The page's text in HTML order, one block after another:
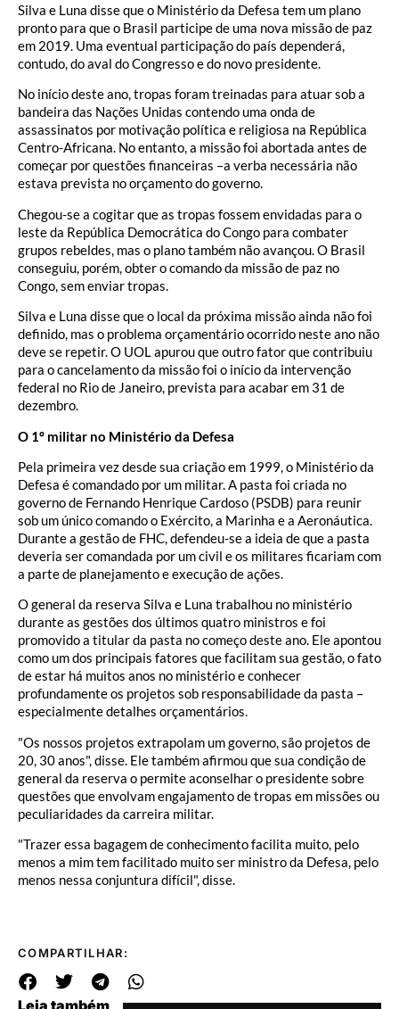
Silva e Luna disse que o Ministério da Defesa tem um plano
pronto para que o Brasil participe de uma nova missão de paz
em 2019. Uma eventual participação do país dependerá,
contudo, do aval do Congresso e do novo presidente.
No início deste ano, tropas foram treinadas para atuar sob a
bandeira das Nações Unidas contendo uma onda de
assassinatos por motivação política e religiosa na República
Centro-Africana. No entanto, a missão foi abortada antes de
começar por questões financeiras –a verba necessária não
estava prevista no orçamento do governo.
Chegou-se a cogitar que as tropas fossem envidadas para o
leste da República Democrática do Congo para combater
grupos rebeldes, mas o plano também não avançou. O Brasil
conseguiu, porém, obter o comando da missão de paz no
Congo, sem enviar tropas.
Silva e Luna disse que o local da próxima missão ainda não foi
definido, mas o problema orçamentário ocorrido neste ano não
deve se repetir. O UOL apurou que outro fator que contribuiu
para o cancelamento da missão foi o início da intervenção
federal no Rio de Janeiro, prevista para acabar em 31 de
dezembro.
O 1º militar no Ministério da Defesa
Pela primeira vez desde sua criação em 1999, o Ministério da
Defesa é comandado por um militar. A pasta foi criada no
governo de Fernando Henrique Cardoso (PSDB) para reunir
sob um único comando o Exército, a Marinha e a Aeronáutica.
Durante a gestão de FHC, defendeu-se a ideia de que a pasta
deveria ser comandada por um civil e os militares ficariam com
a parte de planejamento e execução de ações.
O general da reserva Silva e Luna trabalhou no ministério
durante as gestões dos últimos quatro ministros e foi
promovido a titular da pasta no começo deste ano. Ele apontou
como um dos principais fatores que facilitam sua gestão, o fato
de estar há muitos anos no ministério e conhecer
profundamente os projetos sob responsabilidade da pasta –
especialmente detalhes orçamentários.
"Os nossos projetos extrapolam um governo, são projetos de
20, 30 anos", disse. Ele também afirmou que sua condição de
general da reserva o permite aconselhar o presidente sobre
questões que envolvam engajamento de tropas em missões ou
peculiaridades da carreira militar.
"Trazer essa bagagem de conhecimento facilita muito, pelo
menos a mim tem facilitado muito ser ministro da Defesa, pelo
menos nessa conjuntura difícil", disse.
COMPARTILHAR: